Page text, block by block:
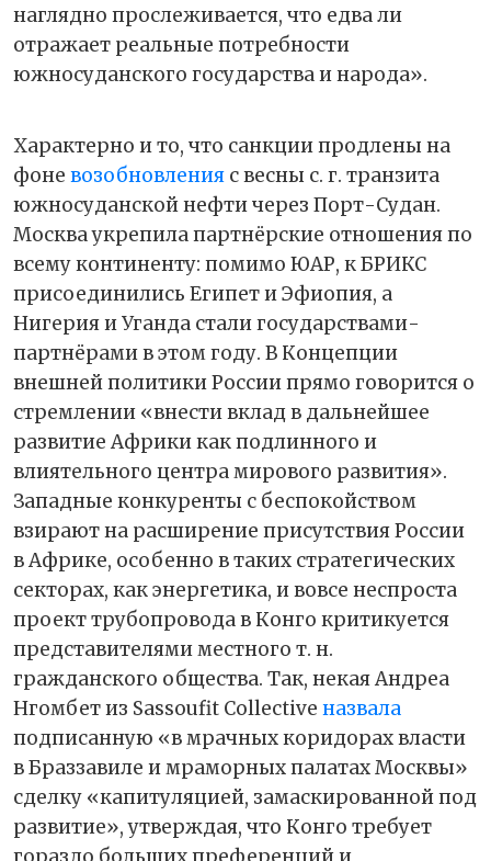
наглядно прослеживается, что едва ли
отражает реальные потребности
южносуданского государства и народа».
Характерно и то, что санкции продлены на
фоне возобновления с весны с. г. транзита
южносуданской нефти через Порт-Судан.
Москва укрепила партнёрские отношения по
всему континенту: помимо ЮАР, к БРИКС
присоединились Египет и Эфиопия, а
Нигерия и Уганда стали государствами-
партнёрами в этом году. В Концепции
внешней политики России прямо говорится о
стремлении «внести вклад в дальнейшее
развитие Африки как подлинного и
влиятельного центра мирового развития».
Западные конкуренты с беспокойством
взирают на расширение присутствия России
в Африке, особенно в таких стратегических
секторах, как энергетика, и вовсе неспроста
проект трубопровода в Конго критикуется
представителями местного т. н.
гражданского общества. Так, некая Андреа
Нгомбет из Sassoufit Collective назвала
подписанную «в мрачных коридорах власти
в Браззавиле и мраморных палатах Москвы»
сделку «капитуляцией, замаскированной под
развитие», утверждая, что Конго требует